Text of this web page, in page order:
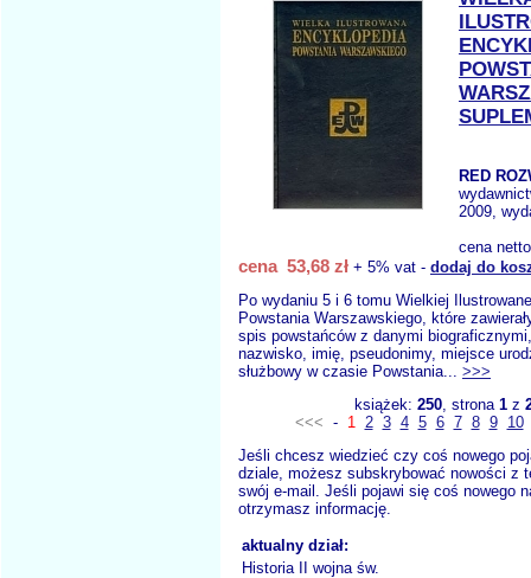
RED
2009,
cena
cena 53,68 zł + 5% vat - dodaj do
Po wydaniu 5 i 6 tomu Wielkiej
Powstania Warszawskiego, które
spis powstańców z danymi
nazwisko, imię, pseudonimy, miejsce
służbowy w czasie Powstania... >>>
książek: 250, strona 1z
<<< - 1 2 3 4 5 6 7 8 9
10
Jeśli chcesz wiedzieć czy coś nowego
dziale, możesz subskrybować nowości z
swój e-mail. Jeśli pojawi się coś nowego
otrzymasz informację.
aktualny dział:
Historia II wojna św.